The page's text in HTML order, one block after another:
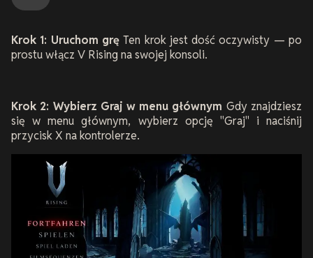
Krok 1: Uruchom gręTen krok jest dość oczywisty — po
prostu włącz V Rising na swojej konsoli.
Krok 2: Wybierz Graj w menu głównym Gdy znajdziesz
się w menu głównym, wybierz opcję "Graj" i naciśnij
przycisk X na kontrolerze.